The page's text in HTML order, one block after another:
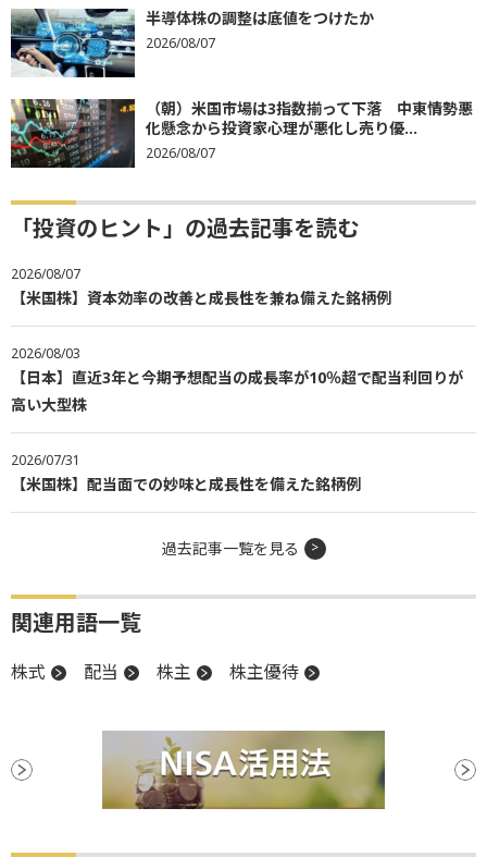
半導体株の調整は底値をつけたか
2026/08/07
（朝）米国市場は3指数揃って下落 中東情勢悪
化懸念から投資家心理が悪化し売り優...
2026/08/07
「投資のヒント」の過去記事を読む
2026/08/07
【米国株】資本効率の改善と成長性を兼ね備えた銘柄例
2026/08/03
【日本】直近3年と今期予想配当の成長率が10％超で配当利回りが
高い大型株
2026/07/31
【米国株】配当面での妙味と成長性を備えた銘柄例
過去記事一覧を見る
関連用語一覧
株式 配当 株主 株主優待